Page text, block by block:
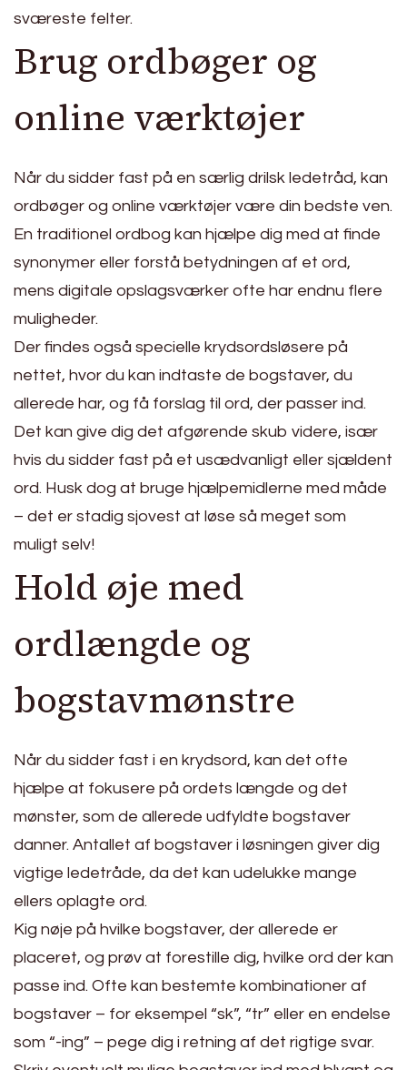
sværeste felter.
Brug ordbøger og
online værktøjer
Når du sidder fast på en særlig drilsk ledetråd, kan
ordbøger og online værktøjer være din bedste ven.
En traditionel ordbog kan hjælpe dig med at finde
synonymer eller forstå betydningen af et ord,
mens digitale opslagsværker ofte har endnu flere
muligheder.
Der findes også specielle krydsordsløsere på
nettet, hvor du kan indtaste de bogstaver, du
allerede har, og få forslag til ord, der passer ind.
Det kan give dig det afgørende skub videre, især
hvis du sidder fast på et usædvanligt eller sjældent
ord. Husk dog at bruge hjælpemidlerne med måde
– det er stadig sjovest at løse så meget som
muligt selv!
Hold øje med
ordlængde og
bogstavmønstre
Når du sidder fast i en krydsord, kan det ofte
hjælpe at fokusere på ordets længde og det
mønster, som de allerede udfyldte bogstaver
danner. Antallet af bogstaver i løsningen giver dig
vigtige ledetråde, da det kan udelukke mange
ellers oplagte ord.
Kig nøje på hvilke bogstaver, der allerede er
placeret, og prøv at forestille dig, hvilke ord der kan
passe ind. Ofte kan bestemte kombinationer af
bogstaver – for eksempel “sk”, “tr” eller en endelse
som “-ing” – pege dig i retning af det rigtige svar.